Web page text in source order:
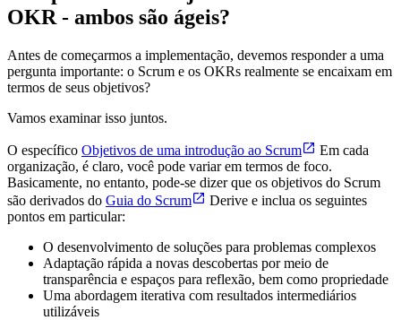
OKR - ambos são ágeis?
Antes de começarmos a implementação, devemos responder a uma
pergunta importante: o Scrum e os OKRs realmente se encaixam em
termos de seus objetivos?
Vamos examinar isso juntos.
O específico Objetivos de uma introdução ao Scrum
Em cada
organização, é claro, você pode variar em termos de foco.
Basicamente, no entanto, pode-se dizer que os objetivos do Scrum
são derivados do Guia do Scrum
Derive e inclua os seguintes
pontos em particular:
O desenvolvimento de soluções para problemas complexos
Adaptação rápida a novas descobertas por meio de
transparência e espaços para reflexão, bem como propriedade
Uma abordagem iterativa com resultados intermediários
utilizáveis